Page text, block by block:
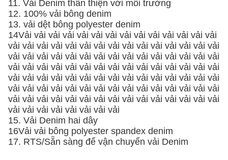
11. Vải Denim thân thiện với môi trường
12. 100% vải bông denim
13. vải dệt bông polyester denim
14Vải vải vải vải vải vải vải vải vải vải vải vải vải vải
vải vải vải vải vải vải vải vải vải vải vải vải vải vải vải
vải vải vải vải vải vải vải vải vải vải vải vải vải vải vải
vải vải vải vải vải vải vải vải vải vải vải vải vải vải vải
vải vải vải vải vải vải vải vải vải vải vải vải vải vải vải
vải vải vải vải vải vải vải vải vải vải vải vải vải vải vải
vải vải vải vải vải vải vải vải vải vải vải vải vải vải vải
vải vải vải vải vải vải vải vải
15. Vải Denim hai dây
16Vải vải bông polyester spandex denim
17. RTS/Sẵn sàng để vận chuyển vải Denim